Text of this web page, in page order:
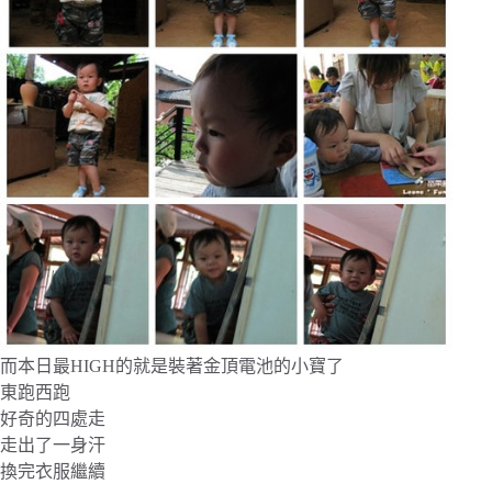
而本日最HIGH的就是裝著金頂電池的小寶了
東跑西跑
好奇的四處走
走出了一身汗
換完衣服繼續